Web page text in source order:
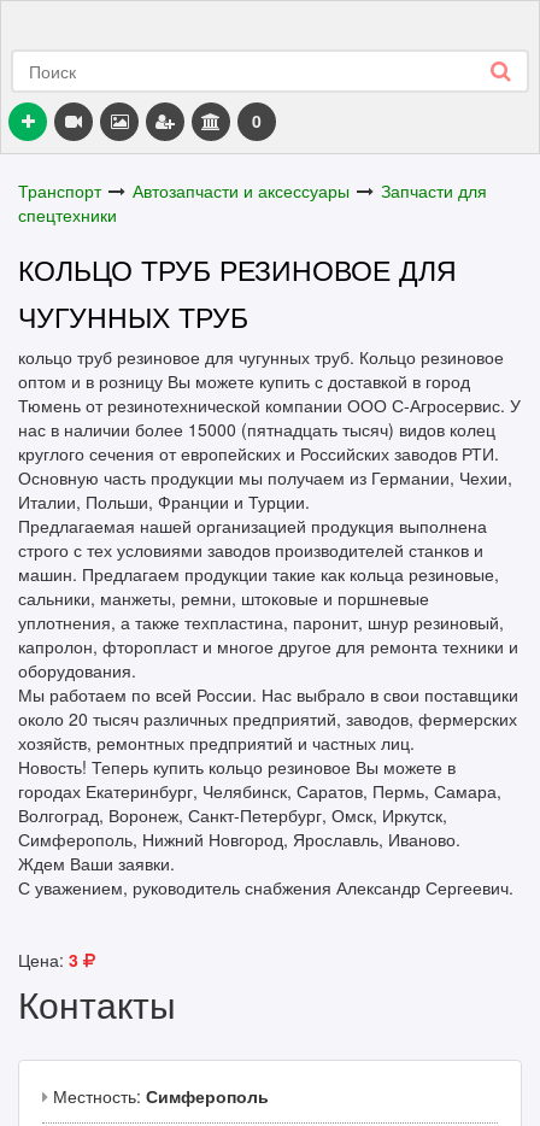
0
Транспорт Автозапчасти и аксессуары
Запчасти для
спецтехники
КОЛЬЦО ТРУБ РЕЗИНОВОЕ ДЛЯ
ЧУГУННЫХ ТРУБ
кольцо труб резиновое для чугунных труб. Кольцо резиновое
оптом и в розницу Вы можете купить с доставкой в город
Тюмень от резинотехнической компании ООО С-Агросервис. У
нас в наличии более 15000 (пятнадцать тысяч) видов колец
круглого сечения от европейских и Российских заводов РТИ.
Основную часть продукции мы получаем из Германии, Чехии,
Италии, Польши, Франции и Турции.
Предлагаемая нашей организацией продукция выполнена
строго с тех условиями заводов производителей станков и
машин. Предлагаем продукции такие как кольца резиновые,
сальники, манжеты, ремни, штоковые и поршневые
уплотнения, а также техпластина, паронит, шнур резиновый,
капролон, фторопласт и многое другое для ремонта техники и
оборудования.
Мы работаем по всей России. Нас выбрало в свои поставщики
около 20 тысяч различных предприятий, заводов, фермерских
хозяйств, ремонтных предприятий и частных лиц.
Новость! Теперь купить кольцо резиновое Вы можете в
городах Екатеринбург, Челябинск, Саратов, Пермь, Самара,
Волгоград, Воронеж, Санкт-Петербург, Омск, Иркутск,
Симферополь, Нижний Новгород, Ярославль, Иваново.
Ждем Ваши заявки.
С уважением, руководитель снабжения Александр Сергеевич.
Цена: 3
Контакты
Местность: Симферополь